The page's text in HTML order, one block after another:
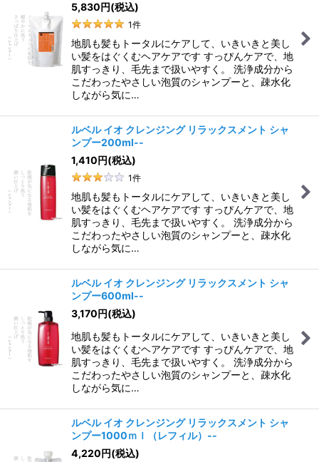
5,830円(税込)
1件
地肌も髪もトータルにケアして、いきいきと美し
い髪をはぐくむヘアケアです すっぴんケアで、地
肌すっきり、毛先まで扱いやすく。 洗浄成分から
こだわったやさしい泡質のシャンプーと、疎水化
しながら気に…
ルベル イオ クレンジング リラックスメント シャ
ンプー200ml--
1,410円(税込)
1件
地肌も髪もトータルにケアして、いきいきと美し
い髪をはぐくむヘアケアです すっぴんケアで、地
肌すっきり、毛先まで扱いやすく。 洗浄成分から
こだわったやさしい泡質のシャンプーと、疎水化
しながら気に…
ルベル イオ クレンジング リラックスメント シャ
ンプー600ml--
3,170円(税込)
地肌も髪もトータルにケアして、いきいきと美し
い髪をはぐくむヘアケアです すっぴんケアで、地
肌すっきり、毛先まで扱いやすく。 洗浄成分から
こだわったやさしい泡質のシャンプーと、疎水化
しながら気に…
ルベル イオ クレンジング リラックスメント シャ
ンプー1000ｍｌ（レフィル）--
4,220円(税込)